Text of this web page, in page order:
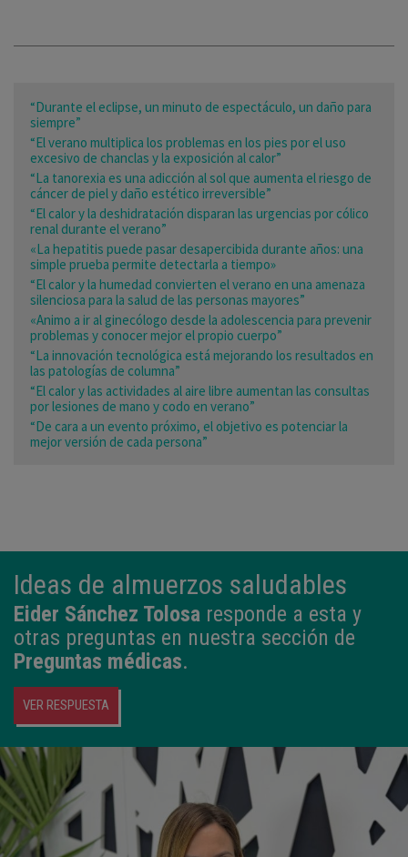
“Durante el eclipse, un minuto de espectáculo, un daño para
siempre”
“El verano multiplica los problemas en los pies por el uso
excesivo de chanclas y la exposición al calor”
“La tanorexia es una adicción al sol que aumenta el riesgo de
cáncer de piel y daño estético irreversible”
“El calor y la deshidratación disparan las urgencias por cólico
renal durante el verano”
«La hepatitis puede pasar desapercibida durante años: una
simple prueba permite detectarla a tiempo»
“El calor y la humedad convierten el verano en una amenaza
silenciosa para la salud de las personas mayores”
«Animo a ir al ginecólogo desde la adolescencia para prevenir
problemas y conocer mejor el propio cuerpo”
“La innovación tecnológica está mejorando los resultados en
las patologías de columna”
“El calor y las actividades al aire libre aumentan las consultas
por lesiones de mano y codo en verano”
“De cara a un evento próximo, el objetivo es potenciar la
mejor versión de cada persona”
Ideas de almuerzos saludables
Eider Sánchez Tolosa responde a esta y
otras preguntas en nuestra sección de
Preguntas médicas.
VER RESPUESTA